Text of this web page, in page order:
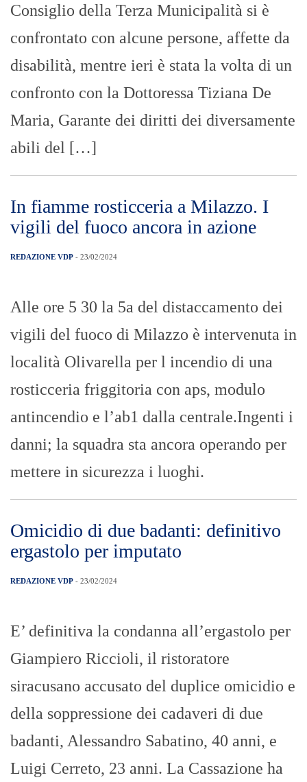
Consiglio della Terza Municipalità si è
confrontato con alcune persone, affette da
disabilità, mentre ieri è stata la volta di un
confronto con la Dottoressa Tiziana De
Maria, Garante dei diritti dei diversamente
abili del […]
In fiamme rosticceria a Milazzo. I
vigili del fuoco ancora in azione
REDAZIONE VDP - 23/02/2024
Alle ore 5 30 la 5a del distaccamento dei
vigili del fuoco di Milazzo è intervenuta in
località Olivarella per l incendio di una
rosticceria friggitoria con aps, modulo
antincendio e l’ab1 dalla centrale.Ingenti i
danni; la squadra sta ancora operando per
mettere in sicurezza i luoghi.
Omicidio di due badanti: definitivo
ergastolo per imputato
REDAZIONE VDP - 23/02/2024
E’ definitiva la condanna all’ergastolo per
Giampiero Riccioli, il ristoratore
siracusano accusato del duplice omicidio e
della soppressione dei cadaveri di due
badanti, Alessandro Sabatino, 40 anni, e
Luigi Cerreto, 23 anni. La Cassazione ha